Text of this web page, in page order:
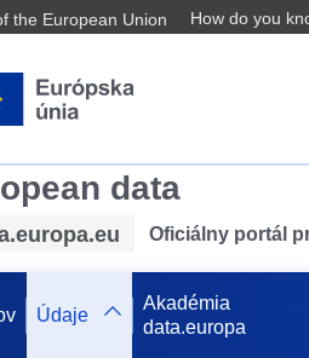
the European Union How do you
data
Oficiálny portál
Údaje
Akadémia
data.europa